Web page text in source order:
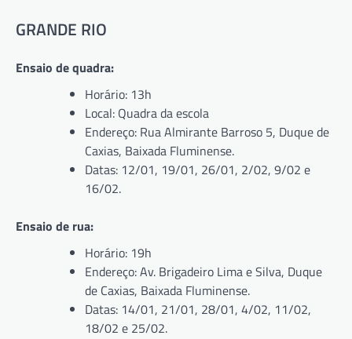
GRANDE RIO
Ensaio de quadra:
Horário: 13h
Local: Quadra da escola
Endereço: Rua Almirante Barroso 5, Duque de
Caxias, Baixada Fluminense.
Datas: 12/01, 19/01, 26/01, 2/02, 9/02 e
16/02.
Ensaio de rua:
Horário: 19h
Endereço: Av. Brigadeiro Lima e Silva, Duque
de Caxias, Baixada Fluminense.
Datas: 14/01, 21/01, 28/01, 4/02, 11/02,
18/02 e 25/02.